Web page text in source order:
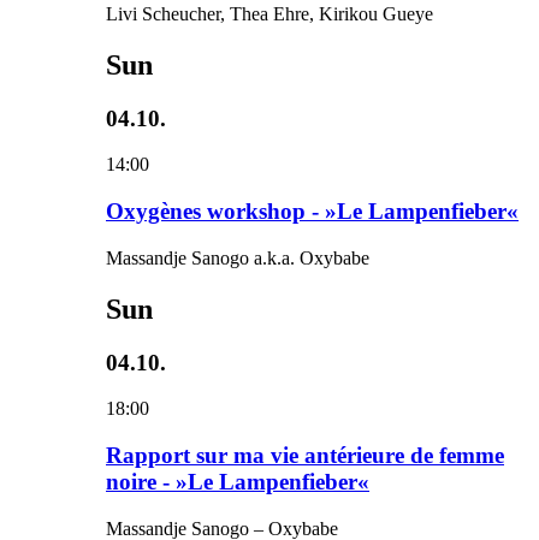
Livi Scheucher, Thea Ehre, Kirikou Gueye
Sun
04.10.
14:00
Oxygènes workshop - »Le Lampenfieber«
Massandje Sanogo a.k.a. Oxybabe
Sun
04.10.
18:00
Rapport sur ma vie antérieure de femme
noire - »Le Lampenfieber«
Massandje Sanogo – Oxybabe